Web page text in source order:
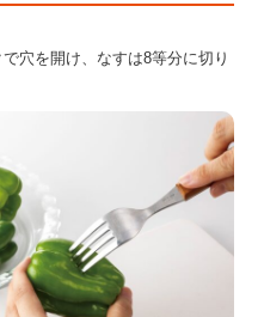
穴を開け、なすは8等分に切り